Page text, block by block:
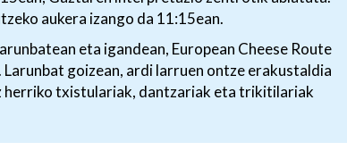
aukera izango da 11:15ean.
eta igandean, European Cheese Route
goizean, ardi larruen ontze erakustaldia
herriko txistulariak, dantzariak eta trikitilariak